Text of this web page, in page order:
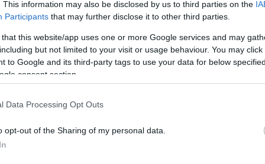
This information may also be disclosed by us to third parties on the
Participants that may further disclose it to other third parties.
that this website/app uses one or more Google services and may
but not limited to your visit or usage behaviour. You may
to Google and its third-party tags to use your data for below
consent section.
Data Processing Opt Outs
opt-out of the Sharing of my personal data.
játszó Paddy and the Rats zenekar, amely igazán
fellépését. A jól megszokott pörgős dalok intimebb
este pedig az M2 Petőfi TV…
TOVÁBB →
tv